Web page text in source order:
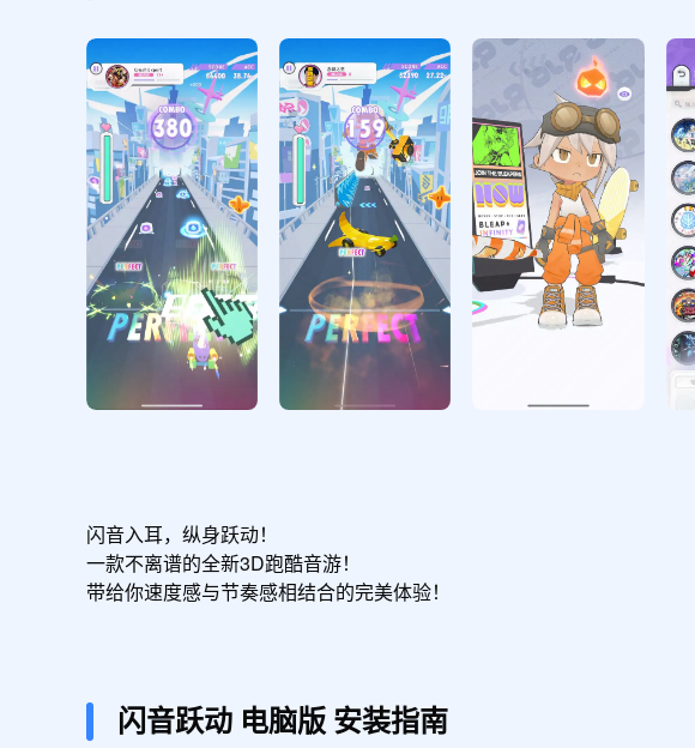
闪音入耳，纵身跃动！
一款不离谱的全新3D跑酷音游！
带给你速度感与节奏感相结合的完美体验！
闪音跃动 电脑版 安装指南